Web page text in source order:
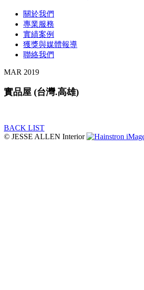
關於我們
專業服務
實績案例
獲獎與媒體報導
聯絡我們
MAR 2019
實品屋 (台灣.高雄)
BACK LIST
© JESSE ALLEN Interior